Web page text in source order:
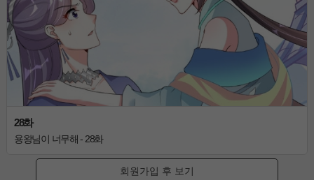
28화
용왕님이 너무해 - 28화
회원가입 후 보기